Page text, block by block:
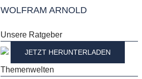
WOLFRAM ARNOLD
Unsere Ratgeber
JETZT HERUNTERLADEN
Themenwelten